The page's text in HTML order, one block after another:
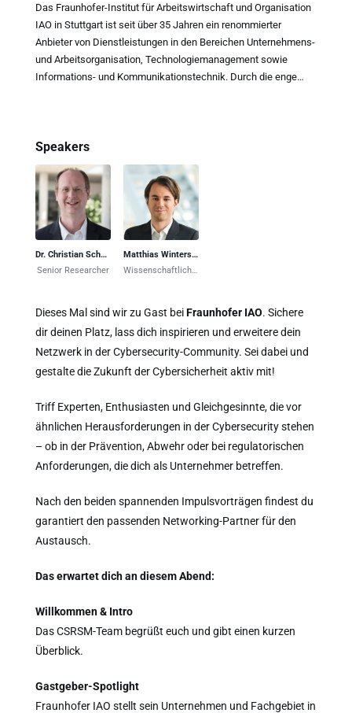
Das Fraunhofer-Institut für Arbeitswirtschaft und Organisation
IAO in Stuttgart ist seit über 35 Jahren ein renommierter
Anbieter von Dienstleistungen in den Bereichen Unternehmens-
und Arbeitsorganisation, Technologiemanagement sowie
Informations- und Kommunikationstechnik. Durch die enge
Grundlagenforschung, anwendungsorientierte Wissenschaft
und wirtschaftliche Praxis. Am Fraunhofer IAO arbeiten
insgesamt 600 Mitarbeiter und Mitarbeiterinnen – vorwiegend
Ingenieure, Informatiker, Wirtschafts- und
Sozialwissenschaftler – interdisziplinär zusammen.
Speakers
Dr. Christian Schunck
Senior Researcher
Matthias Winterstetter
Dieses Mal sind wir zu Gast beiFraunhofer IAO. Sichere
dir deinen Platz, lass dich inspirieren und erweitere dein
Netzwerk in der Cybersecurity-Community. Sei dabei und
gestalte die Zukunft der Cybersicherheit aktiv mit!
Triff Experten, Enthusiasten und Gleichgesinnte, die vor
ähnlichen Herausforderungen in der Cybersecurity stehen
– ob in der Prävention, Abwehr oder bei regulatorischen
Anforderungen, die dich als Unternehmer betreffen.
Nach den beiden spannenden Impulsvorträgen findest du
garantiert den passenden Networking-Partner für den
Austausch.
Das erwartet dich an diesem Abend:
Willkommen & Intro
Das CSRSM-Team begrüßt euch und gibt einen kurzen
Überblick.
Gastgeber-Spotlight
Fraunhofer IAO stellt sein Unternehmen und Fachgebiet in